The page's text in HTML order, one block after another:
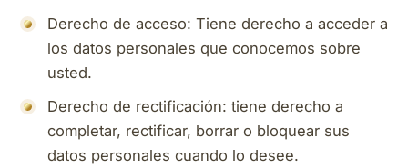
Derecho de acceso: Tiene derecho a acceder a
los datos personales que conocemos sobre
usted.
Derecho de rectificación: tiene derecho a
completar, rectificar, borrar o bloquear sus
datos personales cuando lo desee.